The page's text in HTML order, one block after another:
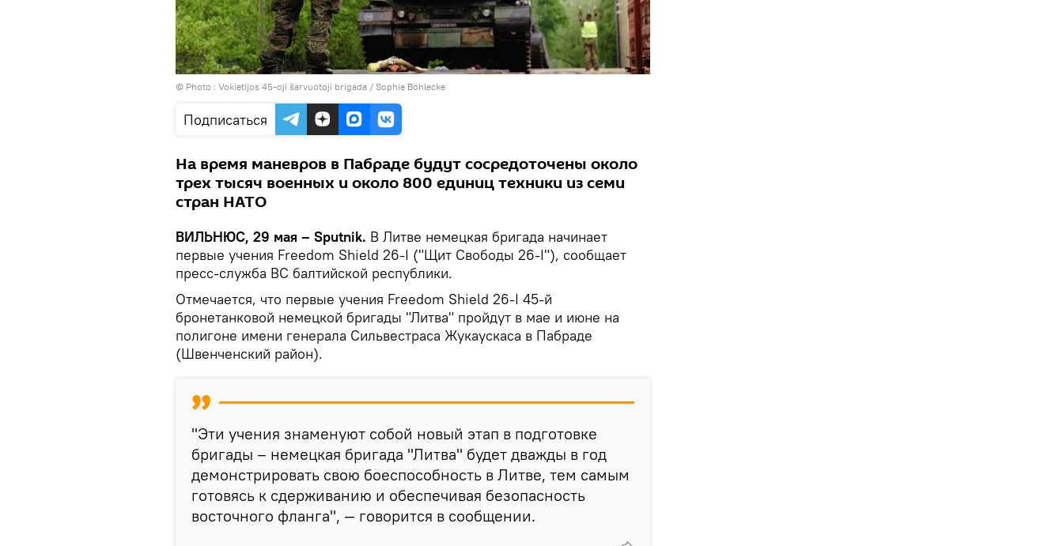
© Photo : Vokietijos 45-oji šarvuotoji brigada / Sophie Böhlecke
Подписаться
На время маневров в Пабраде будут сосредоточены около
трех тысяч военных и около 800 единиц техники из семи
стран НАТО
ВИЛЬНЮС, 29 мая – Sputnik. В Литве немецкая бригада начинает
первые учения Freedom Shield 26-I ("Щит Свободы 26-I"), сообщает
пресс-служба ВС балтийской республики.
Отмечается, что первые учения Freedom Shield 26-I 45-й
бронетанковой немецкой бригады "Литва" пройдут в мае и июне на
полигоне имени генерала Сильвестраса Жукаускаса в Пабраде
(Швенченский район).
"Эти учения знаменуют собой новый этап в подготовке
бригады – немецкая бригада "Литва" будет дважды в год
демонстрировать свою боеспособность в Литве, тем самым
готовясь к сдерживанию и обеспечивая безопасность
восточного фланга", — говорится в сообщении.